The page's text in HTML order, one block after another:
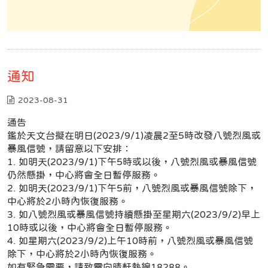
通知
2023-08-31
通告
鑑於天文台擬在明日(2023/9/1)凌晨2至5時改發八號烈風或
暴風信號，請留意以下安排：
1. 如明天(2023/9/1)下午5時或以後，八號烈風或暴風信號
仍然懸掛，中心將會全日暫停服務。
2. 如明天(2023/9/1)下午5前，八號烈風或暴風信號除下，
中心將於2小時內恢復服務。
3. 如八號烈風或暴風信號持續懸掛至星期六(2023/9/2)早上
10時或以後，中心將會全日暫停服務。
4. 如星期六(2023/9/2)上午10時前，八號烈風或暴風信號
除下，中心將於2小時內恢復服務。